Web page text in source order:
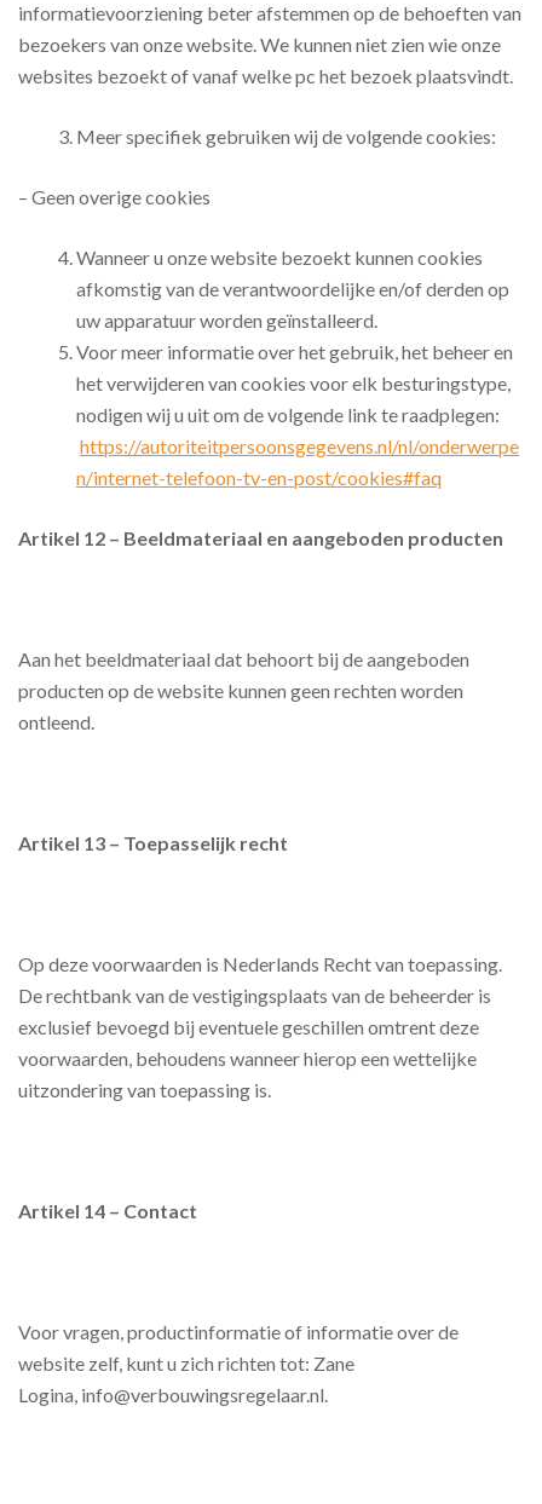
informatievoorziening beter afstemmen op de behoeften van
bezoekers van onze website. We kunnen niet zien wie onze
websites bezoekt of vanaf welke pc het bezoek plaatsvindt.
Meer specifiek gebruiken wij de volgende cookies:
– Geen overige cookies
Wanneer u onze website bezoekt kunnen cookies
afkomstig van de verantwoordelijke en/of derden op
uw apparatuur worden geïnstalleerd.
Voor meer informatie over het gebruik, het beheer en
het verwijderen van cookies voor elk besturingstype,
nodigen wij u uit om de volgende link te raadplegen:
https://autoriteitpersoonsgegevens.nl/nl/onderwerpe
n/internet-telefoon-tv-en-post/cookies#faq
Artikel 12 – Beeldmateriaal en aangeboden producten
Aan het beeldmateriaal dat behoort bij de aangeboden
producten op de website kunnen geen rechten worden
ontleend.
Artikel 13 – Toepasselijk recht
Op deze voorwaarden is Nederlands Recht van toepassing.
De rechtbank van de vestigingsplaats van de beheerder is
exclusief bevoegd bij eventuele geschillen omtrent deze
voorwaarden, behoudens wanneer hierop een wettelijke
uitzondering van toepassing is.
Artikel 14 – Contact
Voor vragen, productinformatie of informatie over de
website zelf, kunt u zich richten tot: Zane
Logina, info@verbouwingsregelaar.nl.